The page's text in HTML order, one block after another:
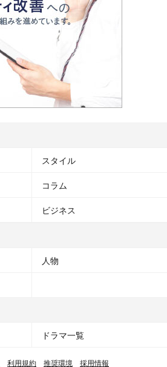
スタイル
コラム
ビジネス
人物
ドラマ一覧
利用規約 推奨環境 採用情報